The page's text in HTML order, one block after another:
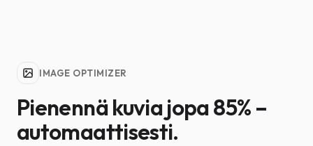
IMAGE OPTIMIZER
Pienennä kuvia jopa 85% –
automaattisesti.